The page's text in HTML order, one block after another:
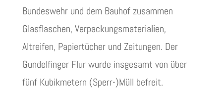
Bundeswehr und dem Bauhof zusammen
Glasflaschen, Verpackungsmaterialien,
Altreifen, Papiertücher und Zeitungen. Der
Gundelfinger Flur wurde insgesamt von über
fünf Kubikmetern (Sperr-)Müll befreit.